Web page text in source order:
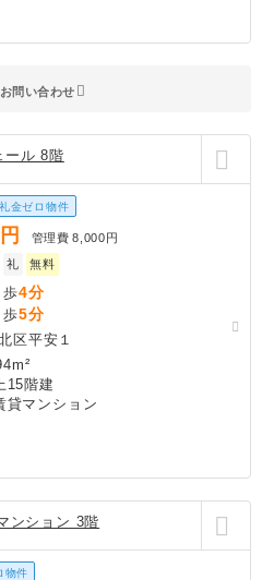
お問い合わせ
ール 8階
金ゼロ物件
管理費 8,000円
礼 無料
4分
歩5分
区平安１
15階建
貸マンション
ンション 3階
物件